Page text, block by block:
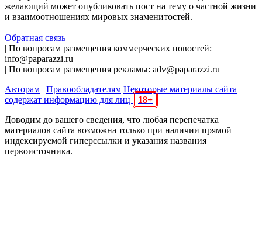
желающий может опубликовать пост на тему о частной жизни
и взаимоотношениях мировых знаменитостей.
Обратная связь
| По вопросам размещения коммерческих новостей:
info@paparazzi.ru
| По вопросам размещения рекламы: adv@paparazzi.ru
Авторам | Правообладателям Некоторые материалы сайта
содержат информацию для лиц
18+
Доводим до вашего сведения, что любая перепечатка
материалов сайта возможна только при наличии прямой
индексируемой гиперссылки и указания названия
первоисточника.